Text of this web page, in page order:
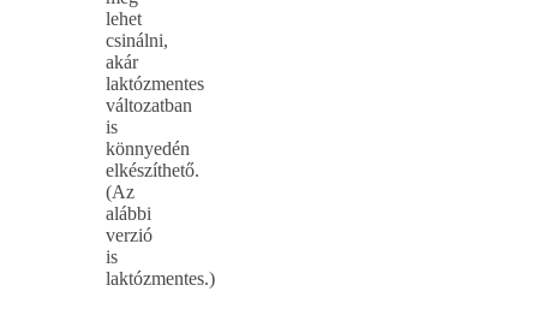
lehet
csinálni,
akár
laktózmentes
változatban
is
könnyedén
elkészíthető.
(Az
alábbi
verzió
is
laktózmentes.)